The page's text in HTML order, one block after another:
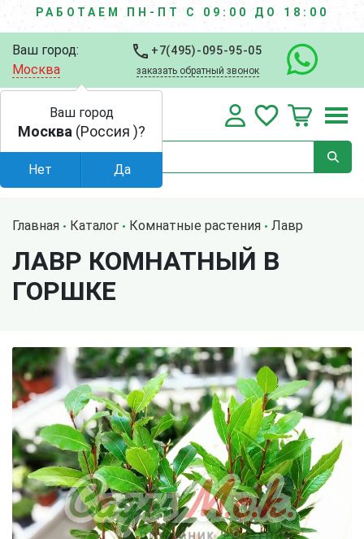
РАБОТАЕМ ПН-ПТ С 09:00 ДО 18:00
Ваш город:
Москва
+7(495)-095-95-05
заказать обратный звонок
Главная Каталог Комнатные растения Лавр
ЛАВР КОМНАТНЫЙ В
ГОРШКЕ
Ваш город
Москва (Россия )?
Нет Да